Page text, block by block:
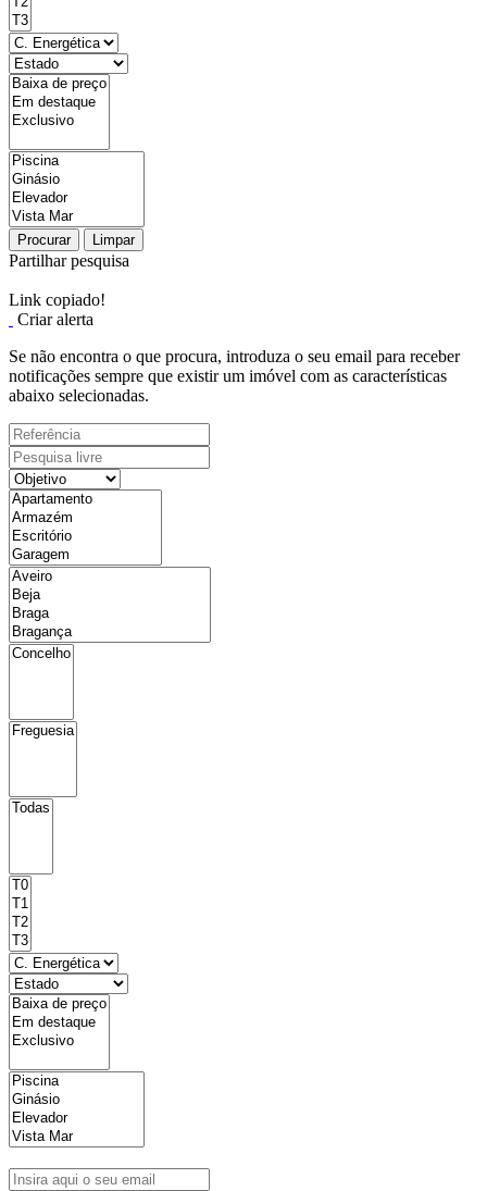
Procurar Limpar
Partilhar pesquisa
Link copiado!
Criar alerta
Se não encontra o que procura, introduza o seu email para receber
notificações sempre que existir um imóvel com as características
abaixo selecionadas.